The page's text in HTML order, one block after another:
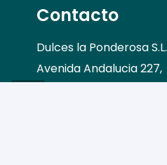
Contacto
Dulces la Ponderosa S.L.
Avenida Andalucia 227,